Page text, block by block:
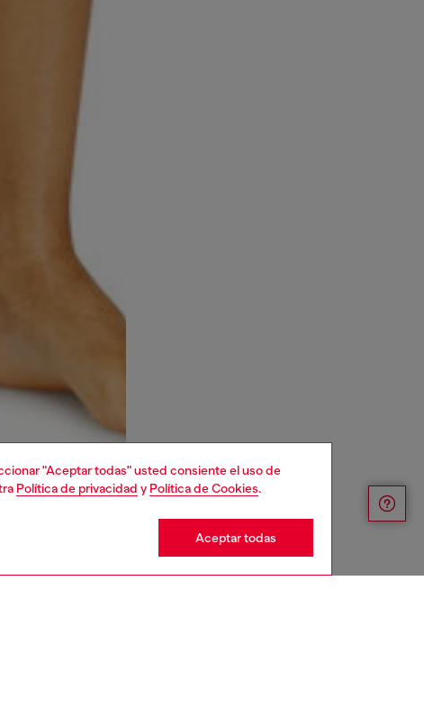
"Aceptar todas" usted consiente el uso de
Política de privacidad y Política de Cookies.
Aceptar todas